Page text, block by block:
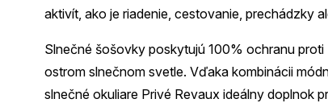
aktivít, ako je riadenie, cestovanie, prechádzky
Slnečné šošovky poskytujú 100% ochranu
ostrom slnečnom svetle. Vďaka kombinácii
slnečné okuliare Privé Revaux ideálny doplnok